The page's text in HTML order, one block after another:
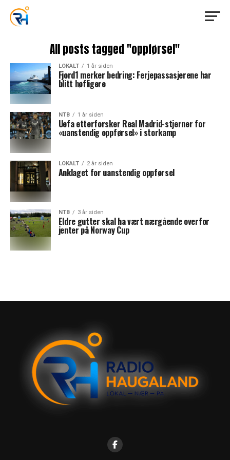
All posts tagged "oppførsel"
LOKALT 1 år siden
Fjord1 merker bedring: Ferjepassasjerene har
blitt høfligere
NTB 1 år siden
Uefa etterforsker Real Madrid-stjerner for
«uanstendig oppførsel» i storkamp
LOKALT 2 år siden
Anklaget for uanstendig oppførsel
NTB 3 år siden
Eldre gutter skal ha vært nærgående overfor
jenter på Norway Cup